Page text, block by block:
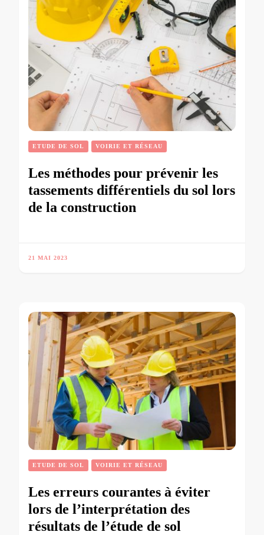
ETUDE DE SOL VOIRIE ET RÉSEAU
Les méthodes pour prévenir les
tassements différentiels du sol lors
de la construction
21 MAI 2023
ETUDE DE SOL VOIRIE ET RÉSEAU
Les erreurs courantes à éviter
lors de l’interprétation des
résultats de l’étude de sol